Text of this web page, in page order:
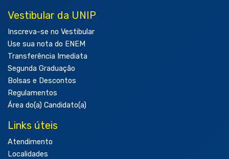
Vestibular da UNIP
Inscreva-se no Vestibular
Use sua nota do ENEM
Transferência Imediata
Segunda Graduação
Bolsas e Descontos
Regulamentos
Área do(a) Candidato(a)
Links úteis
Atendimento
Localidades